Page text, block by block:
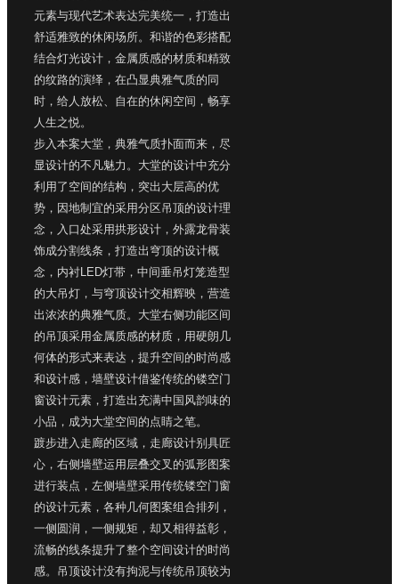
元素与现代艺术表达完美统一，打造出
舒适雅致的休闲场所。和谐的色彩搭配
结合灯光设计，金属质感的材质和精致
的纹路的演绎，在凸显典雅气质的同
时，给人放松、自在的休闲空间，畅享
人生之悦。
步入本案大堂，典雅气质扑面而来，尽
显设计的不凡魅力。大堂的设计中充分
利用了空间的结构，突出大层高的优
势，因地制宜的采用分区吊顶的设计理
念，入口处采用拱形设计，外露龙骨装
饰成分割线条，打造出穹顶的设计概
念，内衬LED灯带，中间垂吊灯笼造型
的大吊灯，与穹顶设计交相辉映，营造
出浓浓的典雅气质。大堂右侧功能区间
的吊顶采用金属质感的材质，用硬朗几
何体的形式来表达，提升空间的时尚感
和设计感，墙壁设计借鉴传统的镂空门
窗设计元素，打造出充满中国风韵味的
小品，成为大堂空间的点睛之笔。
踱步进入走廊的区域，走廊设计别具匠
心，右侧墙壁运用层叠交叉的弧形图案
进行装点，左侧墙壁采用传统镂空门窗
的设计元素，各种几何图案组合排列，
一侧圆润，一侧规矩，却又相得益彰，
流畅的线条提升了整个空间设计的时尚
感。吊顶设计没有拘泥与传统吊顶较为